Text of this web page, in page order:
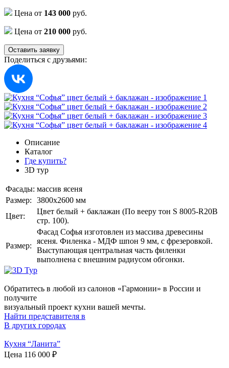
Цена от 143 000 руб.
Цена от 210 000 руб.
Оставить заявку
Поделиться с друзьями:
Описание
Каталог
Где купить?
3D тур
Фасады: массив ясеня
Размер:
3800х2600 мм
Цвет:
Цвет белый + баклажан (По вееру тон S 8005-R20B
стр. 100).
Размер:
Фасад Софья изготовлен из массива древесины
ясеня. Филенка - МДФ шпон 9 мм, с фрезеровкой.
Выступающая центральная часть филенки
выполнена с внешним радиусом обгонки.
Обратитесь в любой из салонов «Гармонии» в России и
получите
визуальный проект кухни вашей мечты.
Найти представителя в
В других городах
Кухня “Ланита”
Цена 116 000 ₽